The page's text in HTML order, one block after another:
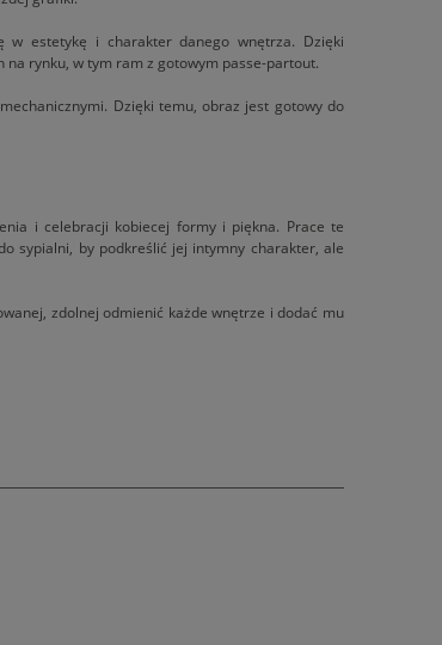
estetykę i charakter danego wnętrza. Dzięki
rynku, w tym ram z gotowym passe-partout.
Dzięki temu, obraz jest gotowy do
i celebracji kobiecej formy i piękna. Prace te
sypialni, by podkreślić jej intymny charakter, ale
zdolnej odmienić każde wnętrze i dodać mu